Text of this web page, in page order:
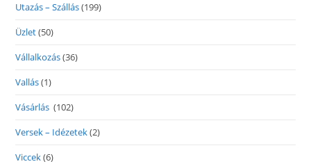
Utazás – Szállás(199)
Üzlet(50)
Vállalkozás(36)
Vallás(1)
Vásárlás (102)
Versek – Idézetek(2)
Viccek(6)